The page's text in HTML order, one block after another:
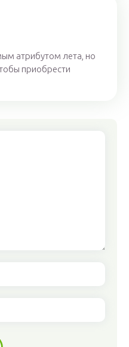
атрибутом лета, но
приобрести